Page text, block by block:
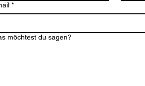
*
möchtest du sagen?